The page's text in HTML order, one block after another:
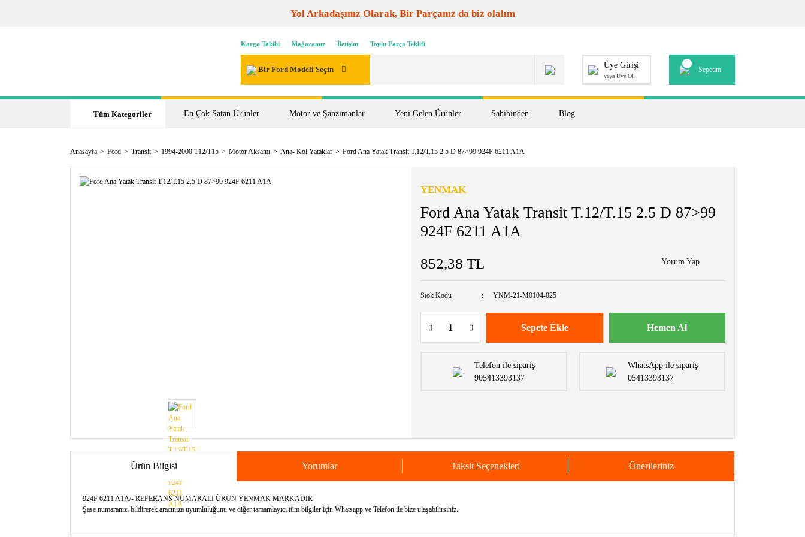
Yol Arkadaşınız Olarak, Bir Parçanız da biz olalım
Kargo Takibi Mağazamız İletişim Toplu Parça Teklifi
Bir Ford Modeli Seçin Üye Girişi
veya Üye Ol
Sepetim
Tüm Kategoriler En Çok Satan Ürünler Motor ve Şanzımanlar Yeni Gelen Ürünler Sahibinden Blog
Anasayfa Ford Transit 1994-2000 T12/T15 Motor Aksamı Ana- Kol Yataklar Ford Ana Yatak Transit T.12/T.15 2.5 D 87>99 924F 6211 A1A
YENMAK
Ford Ana Yatak Transit T.12/T.15 2.5 D 87>99
924F 6211 A1A
852,38 TL Yorum Yap
Stok Kodu YNM-21-M0104-025
Sepete Ekle Hemen Al
Telefon ile sipariş
905413393137
WhatsApp ile sipariş
05413393137
Ürün Bilgisi Yorumlar Taksit Seçenekleri Önerileriniz
924F 6211 A1A/- REFERANS NUMARALI ÜRÜN YENMAK MARKADIR
Şase numaranızı bildirerek aracınıza uyumluluğunu ve diğer tamamlayıcı tüm bilgiler için Whatsapp ve Telefon ile bize ulaşabilirsiniz.